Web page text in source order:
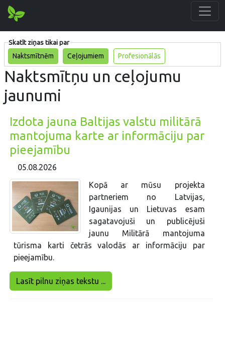
Skatīt ziņas tikai par
Naktsmītnēm
Ceļojumiem Profesionālās
Naktsmītņu un ceļojumu
jaunumi
Izdota jauna Baltijas valstu militārā
mantojuma karte ar informāciju par
pieejamību
05.08.2026
Kopā ar mūsu projekta
partneriem no Latvijas,
Igaunijas un Lietuvas esam
sagatavojuši un publicējuši
jaunu Militārā mantojuma
tūrisma karti četrās valodās ar informāciju par
pieejamību.
Lasīt pilnu ziņas tekstu ...